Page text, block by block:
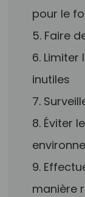
pour le
5. Faire
6.
inutiles
7.
8. Éviter
9.
manière